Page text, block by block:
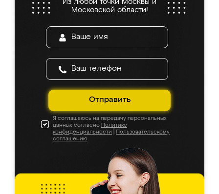
Из любой точки Москвы и
Московской области!
Отправить
Я соглашаюсь на передачу персональных
данных согласно Политике
конфиденциальности
Пользовательскому
соглашению